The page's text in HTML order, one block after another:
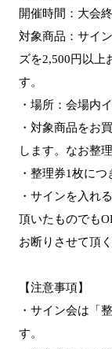
開催時間：大会
対象商品：サイ
ズを2,500円以上
す。
・場所：会場内
・対象商品をお
します。なお整
・整理券1枚に
・サインを入れ
頂いたものでも
お断りさせて頂
【注意事項】
・サイン会は「
す。